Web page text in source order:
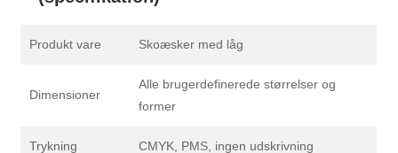
Produkt vare Skoæsker med låg
Dimensioner
Alle brugerdefinerede størrelser og
former
Trykning CMYK, PMS, ingen udskrivning